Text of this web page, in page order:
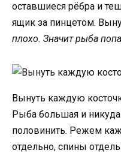
оставшиеся рёбра и
ящик за пинцетом.
плохо. Значит рыба
Вынуть каждую
Рыба большая и
половинить. Режем
отдельно, спины